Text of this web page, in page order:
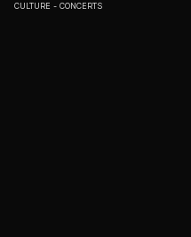
CULTURE CONCERTS